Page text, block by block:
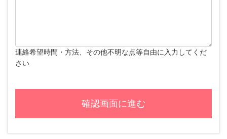
連絡希望時間・方法、その他不明な点等自由に入力してくだ
さい